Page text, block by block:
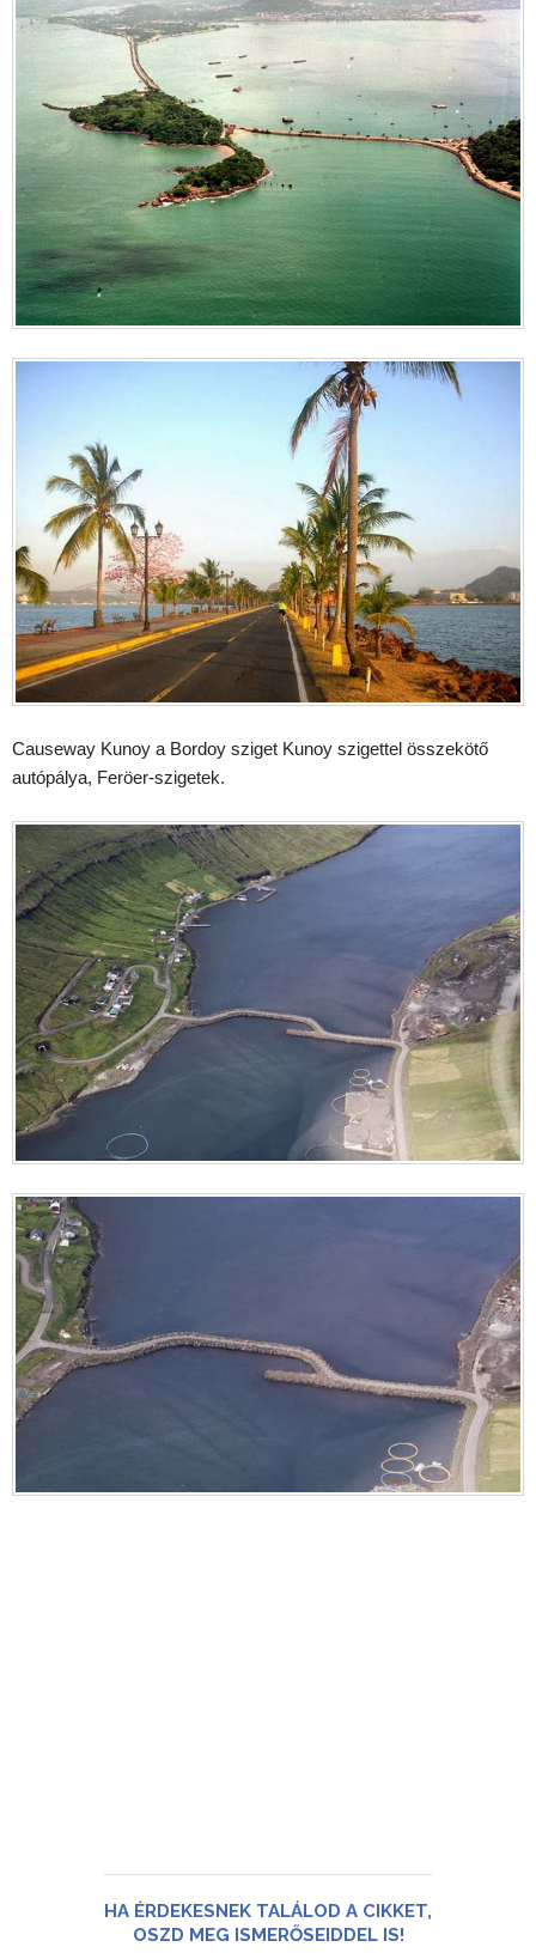
Causeway Kunoy a Bordoy sziget Kunoy szigettel összekötő
autópálya, Feröer-szigetek.
HA ÉRDEKESNEK TALÁLOD A CIKKET,
OSZD MEG ISMERŐSEIDDEL IS!